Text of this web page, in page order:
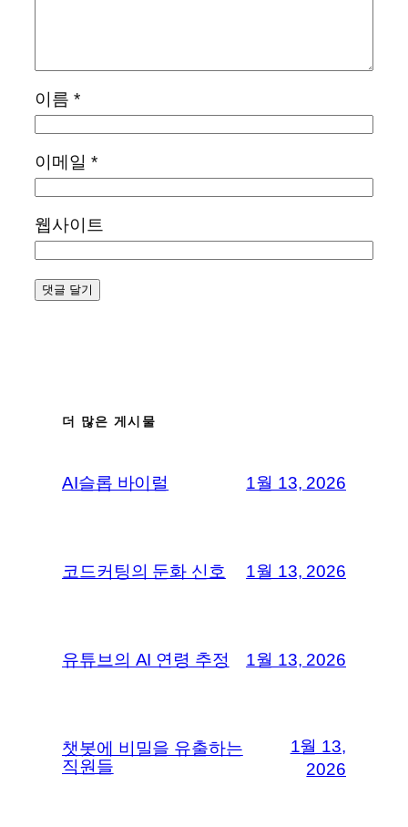
이름 *
이메일 *
웹사이트
더 많은 게시물
AI슬롭 바이럴 1월 13, 2026
코드커팅의 둔화 신호 1월 13, 2026
유튜브의 AI 연령 추정 1월 13, 2026
챗봇에 비밀을 유출하는
직원들
1월 13,
2026